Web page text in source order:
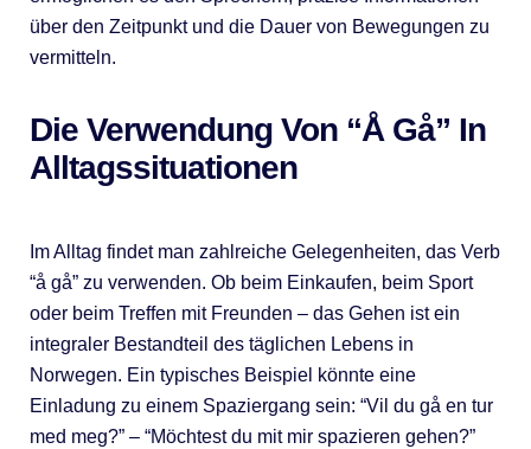
über den Zeitpunkt und die Dauer von Bewegungen zu
vermitteln.
Die Verwendung Von “Å Gå” In
Alltagssituationen
Im Alltag findet man zahlreiche Gelegenheiten, das Verb
“å gå” zu verwenden. Ob beim Einkaufen, beim Sport
oder beim Treffen mit Freunden – das Gehen ist ein
integraler Bestandteil des täglichen Lebens in
Norwegen. Ein typisches Beispiel könnte eine
Einladung zu einem Spaziergang sein: “Vil du gå en tur
med meg?” – “Möchtest du mit mir spazieren gehen?”